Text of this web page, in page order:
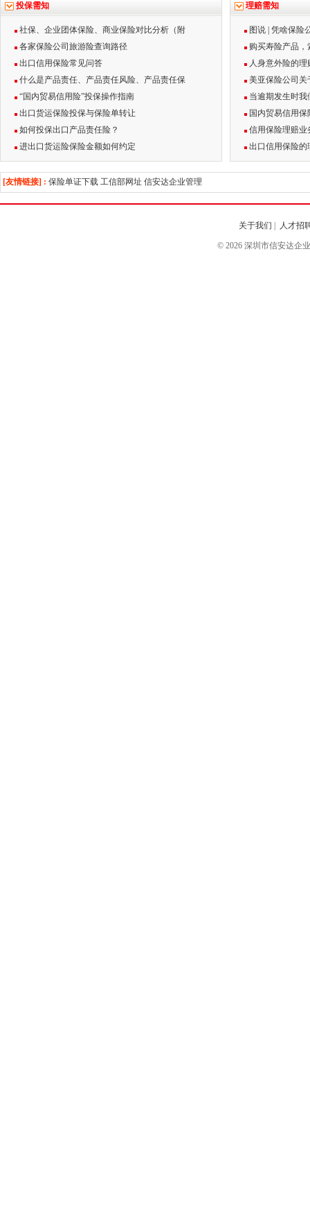
投保需知
社保、企业团体保险、商业保险对比分析（附
各家保险公司旅游险查询路径
出口信用保险常见问答
什么是产品责任、产品责任风险、产品责任保
“国内贸易信用险”投保操作指南
出口货运保险投保与保险单转让
如何投保出口产品责任险？
进出口货运险保险金额如何约定
理赔需知
图说 | 凭啥保险
购买寿险产品，
人身意外险的理
美亚保险公司关
当逾期发生时我
国内贸易信用保
信用保险理赔业
出口信用保险的
[友情链接] : 保险单证下载 工信部网址 信安达企业管理
关于我们 人才招
© 2026 深圳市信安达企